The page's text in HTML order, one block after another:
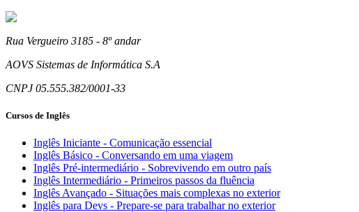
Rua Vergueiro 3185 - 8º andar
AOVS Sistemas de Informática S.A
CNPJ 05.555.382/0001-33
Cursos de Inglês
Inglês Iniciante - Comunicação essencial
Inglês Básico - Conversando em uma viagem
Inglês Pré-intermediário - Sobrevivendo em outro país
Inglês Intermediário - Primeiros passos da fluência
Inglês Avançado - Situações mais complexas no exterior
Inglês para Devs - Prepare-se para trabalhar no exterior